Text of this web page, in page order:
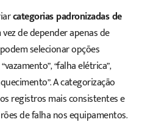
categorias padronizadas de
vez de depender apenas de
selecionar opções
“falha elétrica”,
A categorização
registros mais consistentes e
de falha nos equipamentos.